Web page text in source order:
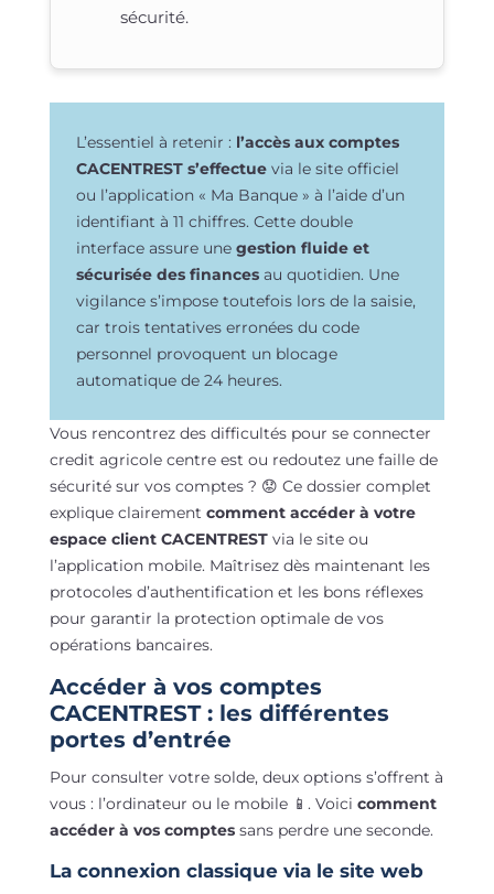
sécurité.
L’essentiel à retenir : l’accès aux comptes
CACENTREST s’effectuevia le site officiel
ou l’application « Ma Banque » à l’aide d’un
identifiant à 11 chiffres. Cette double
interface assure une gestion fluide et
sécurisée des financesau quotidien. Une
vigilance s’impose toutefois lors de la saisie,
car trois tentatives erronées du code
personnel provoquent un blocage
automatique de 24 heures.
Vous rencontrez des difficultés pour se connecter
credit agricole centre est ou redoutez une faille de
sécurité sur vos comptes ? 😟 Ce dossier complet
explique clairement comment accéder à votre
espace client CACENTRESTvia le site ou
l’application mobile. Maîtrisez dès maintenant les
protocoles d’authentification et les bons réflexes
pour garantir la protection optimale de vos
opérations bancaires.
Accéder à vos comptes
CACENTREST : les différentes
portes d’entrée
Pour consulter votre solde, deux options s’offrent à
vous : l’ordinateur ou le mobile 📱. Voici comment
accéder à vos comptessans perdre une seconde.
La connexion classique via le site web